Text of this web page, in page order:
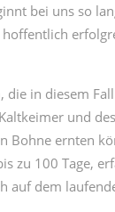
bei uns so
in diesem
und
Bohne ernten
zu 100 Tage,
auf dem